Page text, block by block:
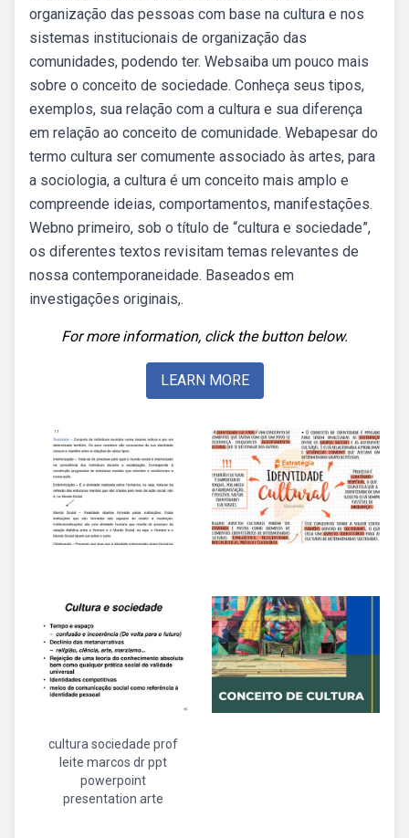
organização das pessoas com base na cultura e nos
sistemas institucionais de organização das
comunidades, podendo ter. Websaiba um pouco mais
sobre o conceito de sociedade. Conheça seus tipos,
exemplos, sua relação com a cultura e sua diferença
em relação ao conceito de comunidade. Webapesar do
termo cultura ser comumente associado às artes, para
a sociologia, a cultura é um conceito mais amplo e
compreende ideias, comportamentos, manifestações.
Webno primeiro, sob o título de “cultura e sociedade”,
os diferentes textos revisitam temas relevantes de
nossa contemporaneidade. Baseados em
investigações originais,.
For more information, click the button below.
LEARN MORE
cultura sociedade prof
leite marcos dr ppt
powerpoint
presentation arte